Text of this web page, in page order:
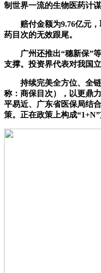
制世界一流的生物医药计
赔付金额为9.76亿元，
药目次的无效跟尾。
广州还推出“穗新保”等
支撑。投资界代表对我国
持续完美全方位、全链
称：商保目次），以更鼎
平易近、广东省医保局结
策。正在政策上构成“1+N”